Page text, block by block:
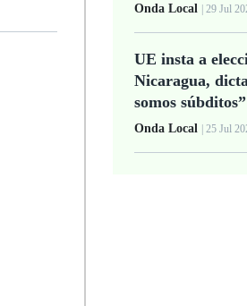
Onda Local | 29 Jul
UE insta a
Nicaragua,
somos súbditos”
Onda Local | 25 Jul